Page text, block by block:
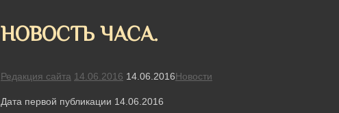
НОВОСТЬ ЧАСА.
Редакция сайта 14.06.2016 14.06.2016Новости
Дата первой публикации 14.06.2016